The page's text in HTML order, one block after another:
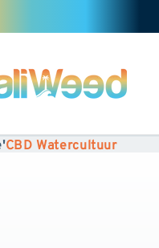
'CBD Watercultuur